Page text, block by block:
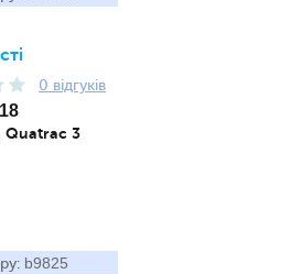
0 відгуків
Quatrac 3
b9825